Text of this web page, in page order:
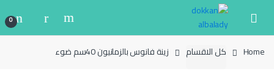
navigation
content
0
Home كل الاقسام زينة فانوس بالزمانيون 40سم ضوء